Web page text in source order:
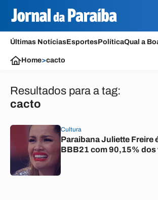
Últimas NotíciasEsportesPolíticaQual a
Home>cacto
Resultados para a tag:
cacto
Cultura
Paraibana Juliette Freire
BBB21 com 90,15% dos